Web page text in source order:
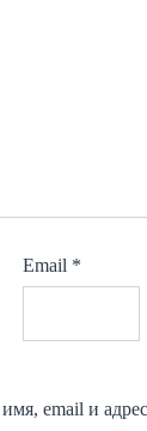
Email *
email и